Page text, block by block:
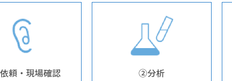
頼・現場確認 ②分析